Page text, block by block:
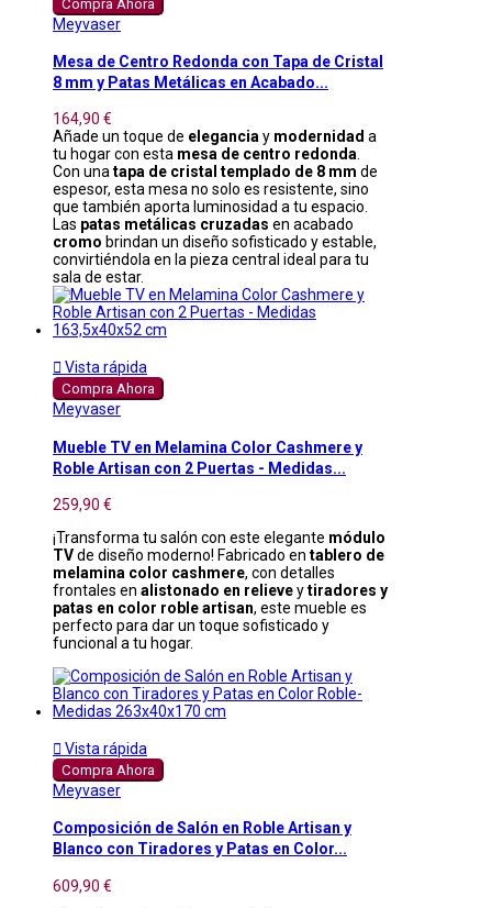
Compra Ahora
Meyvaser
Mesa de Centro Redonda con Tapa de Cristal
8 mm y Patas Metálicas en Acabado...
164,90 €
Añade un toque de eleganciay modernidad a
tu hogar con esta mesa de centro redonda.
Con unatapa de cristal templado de 8 mm de
espesor, esta mesa no solo es resistente, sino
que también aporta luminosidad a tu espacio.
Las patas metálicas cruzadas en acabado
cromo brindan un diseño sofisticado y estable,
convirtiéndola en la pieza central ideal para tu
sala de estar.
 Vista rápida
Compra Ahora
Meyvaser
Mueble TV en Melamina Color Cashmere y
Roble Artisan con 2 Puertas - Medidas...
259,90 €
¡Transforma tu salón con este elegante módulo
TVde diseño moderno! Fabricado en tablero de
melamina color cashmere, con detalles
frontales en alistonado en relieveytiradores y
patas en color roble artisan, este mueble es
perfecto para dar un toque sofisticado y
funcional a tu hogar.
 Vista rápida
Compra Ahora
Meyvaser
Composición de Salón en Roble Artisan y
Blanco con Tiradores y Patas en Color...
609,90 €